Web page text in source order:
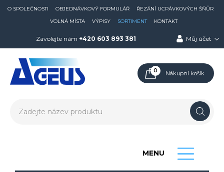
O SPOLEČNOSTI OBJEDNÁVKOVÝ FORMULÁŘ
ŘEZÁNÍ UCPÁVKOVÝCH ŠŇŮR
VOLNÁ MÍSTA
VÝPISY SORTIMENT KONTAKT
Zavolejte nám +420 603 893 381 Můj účet
0 Nákupní košík
MENU